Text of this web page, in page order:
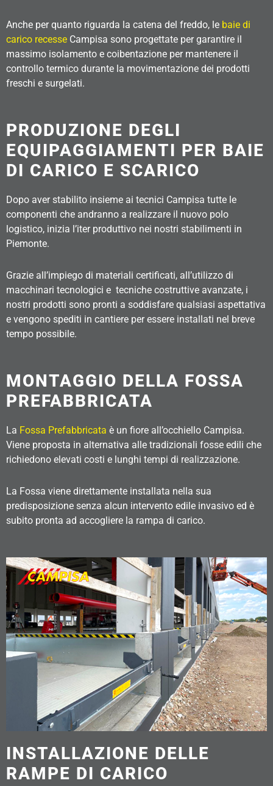
Anche per quanto riguarda la catena del freddo, le baie di
carico recesse Campisa sono progettate per garantire il
massimo isolamento e coibentazione per mantenere il
controllo termico durante la movimentazione dei prodotti
freschi e surgelati.
PRODUZIONE DEGLI
EQUIPAGGIAMENTI PER BAIE
DI CARICO E SCARICO
Dopo aver stabilito insieme ai tecnici Campisa tutte le
componenti che andranno a realizzare il nuovo polo
logistico, inizia l’iter produttivo nei nostri stabilimenti in
Piemonte.
Grazie all’impiego di materiali certificati, all’utilizzo di
macchinari tecnologici e tecniche costruttive avanzate, i
nostri prodotti sono pronti a soddisfare qualsiasi aspettativa
e vengono spediti in cantiere per essere installati nel breve
tempo possibile.
MONTAGGIO DELLA FOSSA
PREFABBRICATA
La Fossa Prefabbricata è un fiore all’occhiello Campisa.
Viene proposta in alternativa alle tradizionali fosse edili che
richiedono elevati costi e lunghi tempi di realizzazione.
La Fossa viene direttamente installata nella sua
predisposizione senza alcun intervento edile invasivo ed è
subito pronta ad accogliere la rampa di carico.
INSTALLAZIONE DELLE
RAMPE DI CARICO